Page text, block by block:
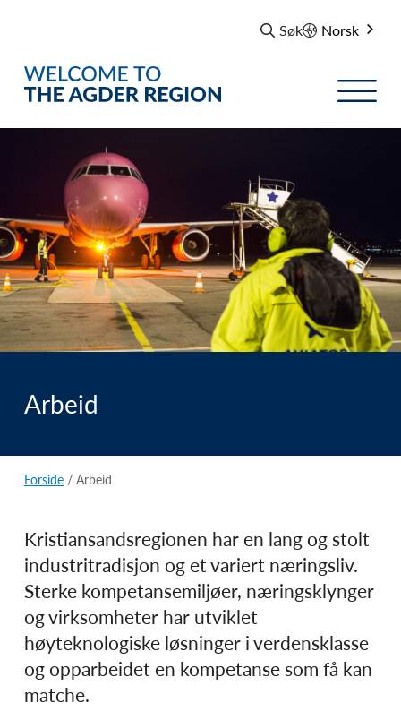
Søk Norsk
Arbeid
Forside/ Arbeid
Kristiansandsregionen har en lang og stolt
industritradisjon og et variert næringsliv.
Sterke kompetansemiljøer, næringsklynger
og virksomheter har utviklet
høyteknologiske løsninger i verdensklasse
og opparbeidet en kompetanse som få kan
matche.